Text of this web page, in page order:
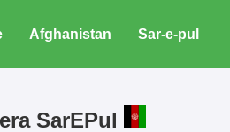
Afghanistan Sar-e-pul
SarEPul